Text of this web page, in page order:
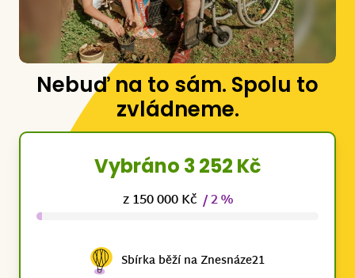
Nebuď na to sám. Spolu to
zvládneme.
Vybráno 3 252 Kč
z 150 000 Kč / 2 %
Sbírka běží na Znesnáze21